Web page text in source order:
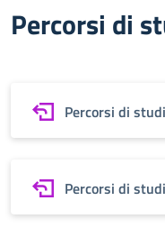
Percorsi di
Percorsi di
Percorsi di